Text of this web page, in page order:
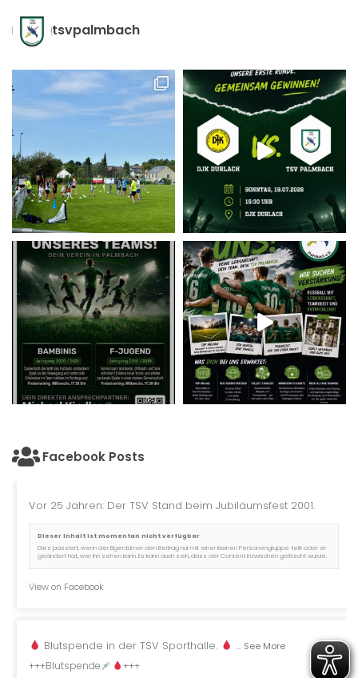
tsvpalmbach
Facebook Posts
Vor 25 Jahren: Der TSV Stand beim Jubiläumsfest 2001.
Dieser Inhalt ist momentan nicht verfügbar
Dies passiert, wenn der Eigentümer den Beitrag nur mit einer kleinen Personengruppe teilt oder er
geändert hat, wer ihn sehen kann. Es kann auch sein, dass der Content inzwischen gelöscht wurde.
View on Facebook
Blutspende in der TSV Sporthalle.
+++Blutspende +++
... See More